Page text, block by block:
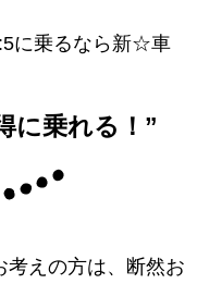
に乗るなら新☆車
に乗れる！”
考えの方は、断然お